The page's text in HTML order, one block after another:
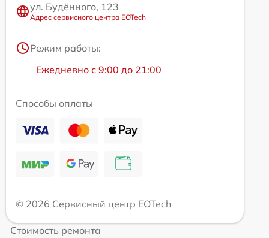
ул. Будённого, 123
Адрес сервисного центра EOTech
Режим работы:
Ежедневно с 9:00 до 21:00
Способы оплаты
© 2026 Сервисный центр EOTech
Стоимость ремонта